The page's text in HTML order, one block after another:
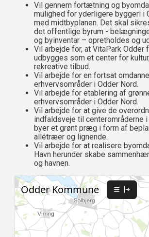
Vil gennem fortætning og
mulighed for yderligere byggeri i
med midtbyplanen. Det skal
det offentlige byrum -
og byinventar – opretholdes og
Vil arbejde for, at VitaPark Odder
udbygges som et center for
rekreative tilbud.
Vil arbejde for en fortsat
erhvervsområder i Odder Nord.
Vil arbejde for etablering af
erhvervsområder i Odder Nord.
Vil arbejde for at give de
indfaldsveje til centerområderne
byer et grønt præg i form af
allétræer og lignende.
Vil arbejde for at realisere
Havn herunder skabe
og havnen.